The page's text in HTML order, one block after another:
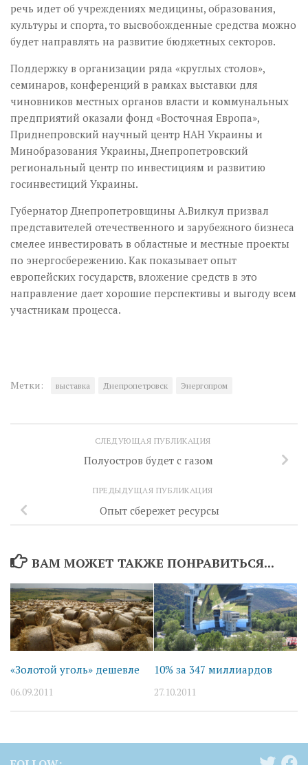
речь идет об учреждениях медицины, образования,
культуры и спорта, то высвобожденные средства можно
будет направлять на развитие бюджетных секторов.
Поддержку в организации ряда «круглых столов»,
семинаров, конференций в рамках выставки для
чиновников местных органов власти и коммунальных
предприятий оказали фонд «Восточная Европа»,
Приднепровский научный центр НАН Украины и
Минобразования Украины, Днепропетровский
региональный центр по инвестициям и развитию
госинвестиций Украины.
Губернатор Днепропетровщины А.Вилкул призвал
представителей отечественного и зарубежного бизнеса
смелее инвестировать в областные и местные проекты
по энергосбережению. Как показывает опыт
европейских государств, вложение средств в это
направление дает хорошие перспективы и выгоду всем
участникам процесса.
Метки: выставка Днепропетровск Энергопром
СЛЕДУЮЩАЯ ПУБЛИКАЦИЯ
Полуостров будет с газом
ПРЕДЫДУЩАЯ ПУБЛИКАЦИЯ
Опыт сбережет ресурсы
ВАМ МОЖЕТ ТАКЖЕ ПОНРАВИТЬСЯ...
«Золотой уголь» дешевле
06.09.2011
10% за 347 миллиардов
27.10.2011